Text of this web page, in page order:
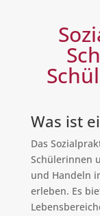
Was ist
Das
Schülerinnen
und Handeln
erleben. Es